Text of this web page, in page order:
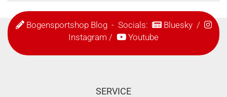
Bogensportshop Blog- Socials: Bluesky/
Instagram / Youtube
SERVICE